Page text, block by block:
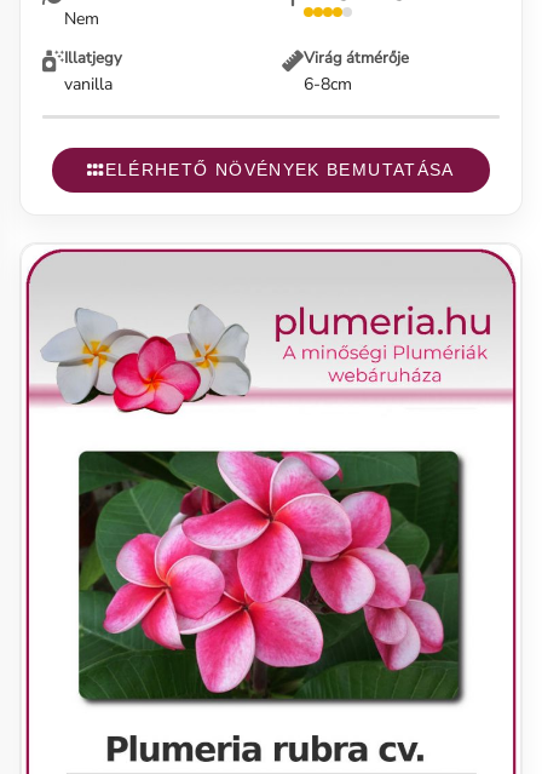
Nem
Illatjegy
vanilla
Virág átmérője
6-8cm
ELÉRHETŐ NÖVÉNYEK BEMUTATÁSA